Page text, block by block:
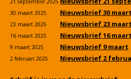
30 maart 2025 Nieuwsbrief 30 maart
23 maart 2025 Nieuwsbrief 23 maart
16 maart 2025 Nieuwsbrief 16 maart
9 maart 2025 Nieuwsbrief 9 maart
2 februari 2025 Nieuwsbrief 2